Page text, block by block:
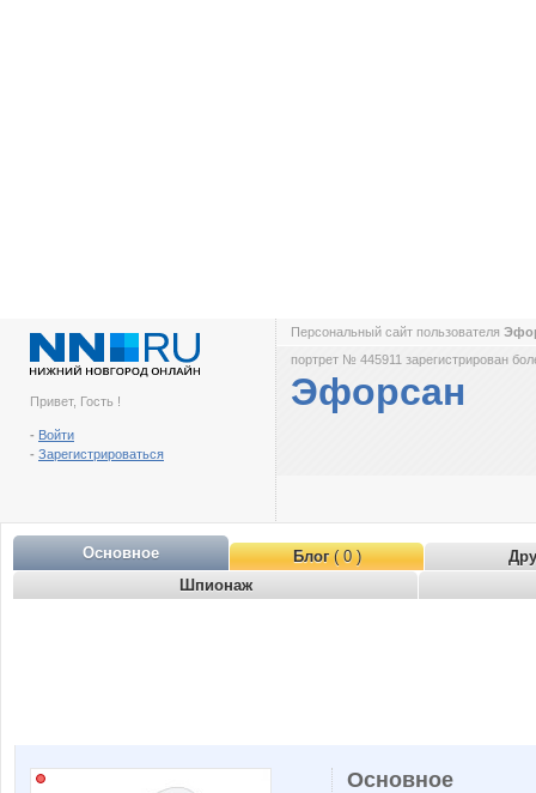
Привет, Гость !
- Войти
- Зарегистрироваться
Персональный сайт пользователя
портрет № 445911 зарегистрирован
Эфорсан
Основное Блог( 0 )
Шпионаж
Основное